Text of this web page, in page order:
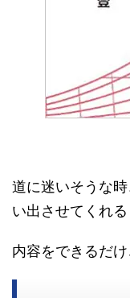
道に迷いそうな
い出させてくれる
内容をできるだ